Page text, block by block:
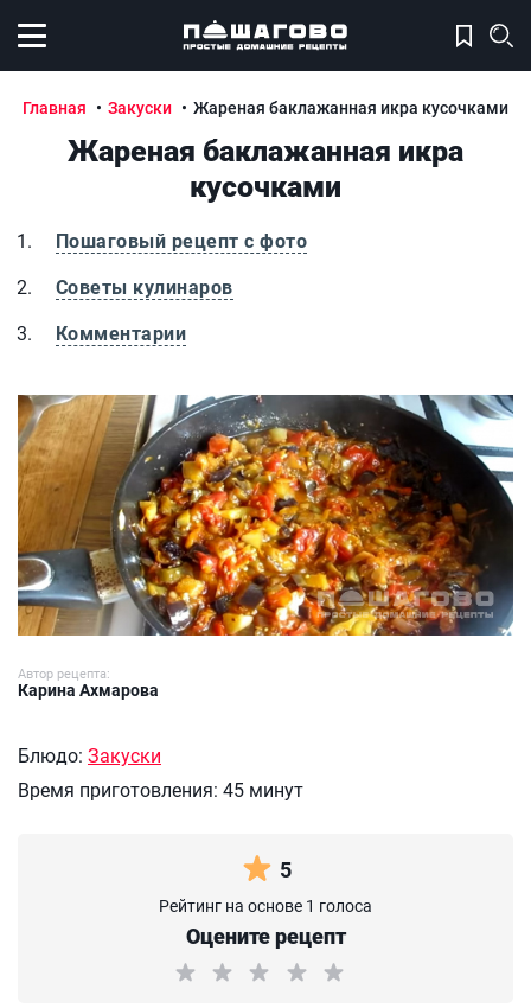
Открыть меню
Главная Закуски Жареная баклажанная икра кусочками
Жареная баклажанная икра
кусочками
Пошаговый рецепт с фото
Советы кулинаров
Комментарии
Жареная баклажанная икра кусочками
Автор рецепта:
Карина Ахмарова
Блюдо: Закуски
Время приготовления: 45 минут
5
Рейтинг на основе 1 голоса
Оцените рецепт